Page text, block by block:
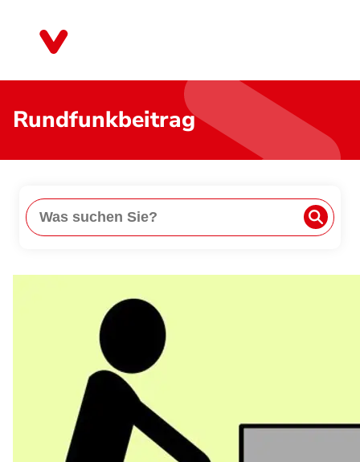
Rundfunkbeitrag